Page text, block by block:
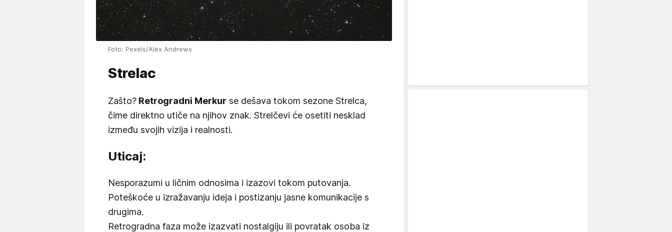
Foto: Pexels/Alex Andrews
Strelac
Zašto? Retrogradni Merkur se dešava tokom sezone Strelca,
čime direktno utiče na njihov znak. Strelčevi će osetiti nesklad
između svojih vizija i realnosti.
Uticaj:
Nesporazumi u ličnim odnosima i izazovi tokom putovanja.
Poteškoće u izražavanju ideja i postizanju jasne komunikacije s
drugima.
Retrogradna faza može izazvati nostalgiju ili povratak osoba iz